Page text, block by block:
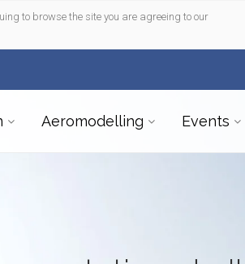
to browse the site you are agreeing to our
Aeromodelling Events